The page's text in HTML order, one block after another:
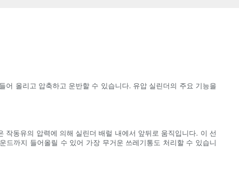
올리고 압축하고 운반할 수 있습니다. 유압 실린더의 주요 기능을
동유의 압력에 의해 실린더 배럴 내에서 앞뒤로 움직입니다. 이 선
까지 들어올릴 수 있어 가장 무거운 쓰레기통도 처리할 수 있습니